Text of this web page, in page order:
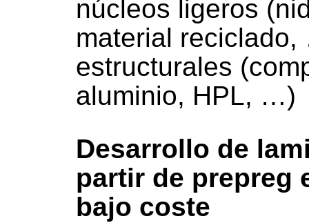
núcleos ligeros
material
estructurales
aluminio, HPL, …)
Desarrollo de
partir de prepreg
bajo coste